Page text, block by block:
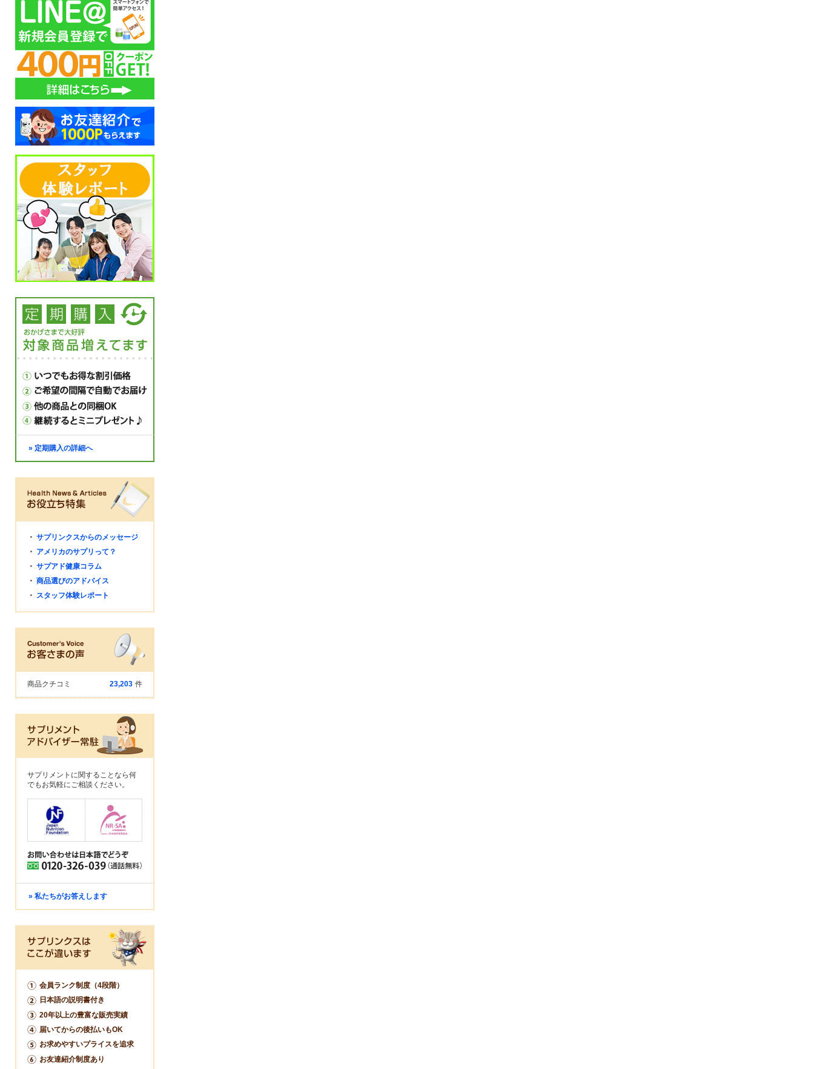
» 定期購入の詳細へ
・ サプリンクスからのメッセージ
・ アメリカのサプリって？
・ サプアド健康コラム
・ 商品選びのアドバイス
・ スタッフ体験レポート
商品クチコミ 23,203 件
サプリメントに関することなら何
でもお気軽にご相談ください。
» 私たちがお答えします
会員ランク制度（4段階）
日本語の説明書付き
20年以上の豊富な販売実績
届いてからの後払いもOK
お求めやすいプライスを追求
お友達紹介制度あり